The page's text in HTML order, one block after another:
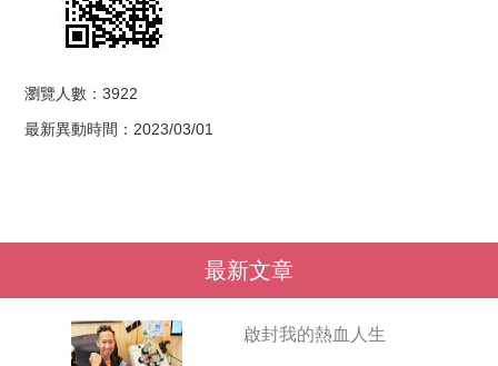
瀏覽人數：3922
最新異動時間：2023/03/01
最新文章
啟封我的熱血人生